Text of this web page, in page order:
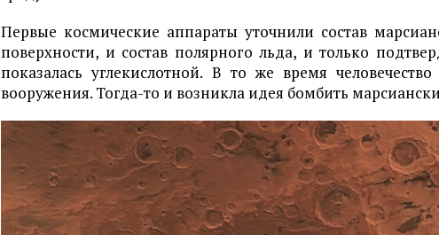
Первые космические аппараты уточнили состав
поверхности, и состав полярного льда, и только
показалась углекислотной. В то же время
вооружения. Тогда-то и возникла идея бомбить